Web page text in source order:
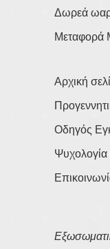
Δωρεά
Μεταφορά
Αρχική
Οδηγός
Ψυχολογία